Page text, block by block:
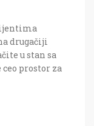
drugačiji
u stan sa
prostor za